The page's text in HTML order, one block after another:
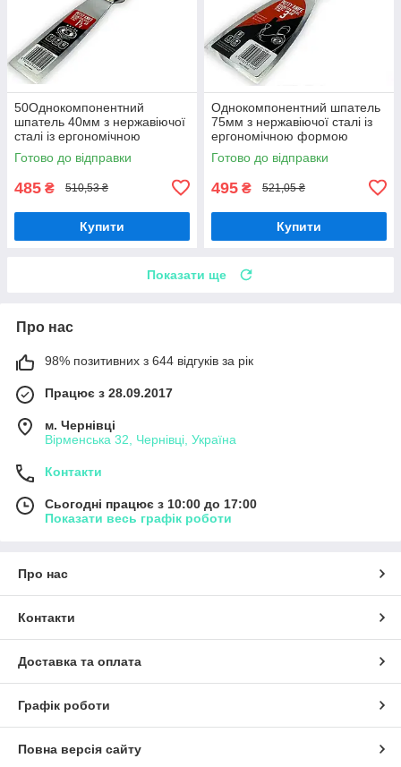
50Однокомпонентний
шпатель 40мм з нержавіючої
сталі із ергономічною
формою OLEJNIK
Готово до відправки
485 ₴ 510,53 ₴
Купити
Однокомпонентний шпатель
75мм з нержавіючої сталі із
ергономічною формою
OLEJNIK
Готово до відправки
495 ₴ 521,05 ₴
Купити
Показати ще
Про нас
98% позитивних з 644 відгуків за рік
Працює з 28.09.2017
м. Чернівці
Вірменська 32, Чернівці, Україна
Контакти
Сьогодні працює з 10:00 до 17:00
Показати весь графік роботи
Про нас
Контакти
Доставка та оплата
Графік роботи
Повна версія сайту